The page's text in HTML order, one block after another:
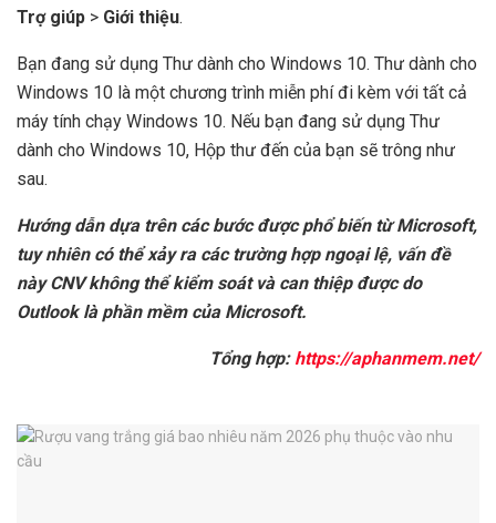
Trợ giúp > Giới thiệu.
Bạn đang sử dụng Thư dành cho Windows 10. Thư dành cho
Windows 10 là một chương trình miễn phí đi kèm với tất cả
máy tính chạy Windows 10. Nếu bạn đang sử dụng Thư
dành cho Windows 10, Hộp thư đến của bạn sẽ trông như
sau.
Hướng dẫn dựa trên các bước được phổ biến từ Microsoft,
tuy nhiên có thể xảy ra các trường hợp ngoại lệ, vấn đề
này CNV không thể kiểm soát và can thiệp được do
Outlook là phần mềm của Microsoft.
Tổng hợp: https://aphanmem.net/